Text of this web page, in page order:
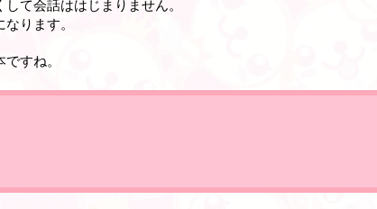
て会話ははじまりません。
ります。
すね。